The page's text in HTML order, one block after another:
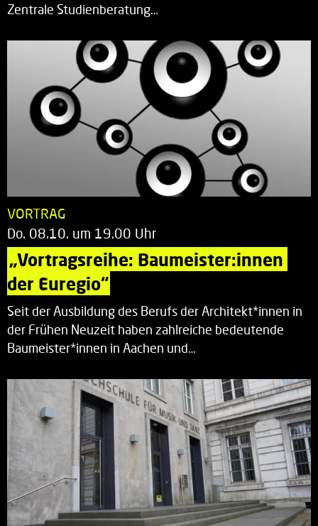
Zentrale Studienberatung…
VORTRAG
Do. 08.10. um 19.00 Uhr
„Vortragsreihe: Baumeister:innen
der Euregio“
Seit der Ausbildung des Berufs der Architekt*innen in
der Frühen Neuzeit haben zahlreiche bedeutende
Baumeister*innen in Aachen und…